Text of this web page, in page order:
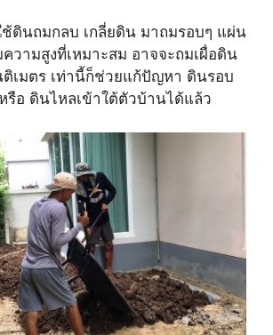
ดินถมกลบ เกลี่ยดิน มาถมรอบๆ แผ่น
วามสูงที่เหมาะสม อาจจะถมเผื่อดิน
ติเมตร เท่านี้ก็ช่วยแก้ปัญหา ดินรอบ
รือ ดินไหลเข้าใต้ตัวบ้านได้แล้ว